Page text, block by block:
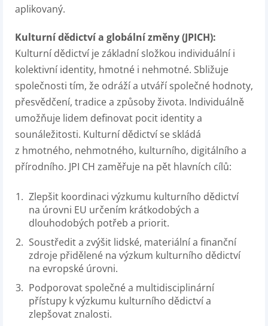
aplikovaný.
Kulturní dědictví a globální změny (JPICH):
Kulturní dědictví je základní složkou individuální i
kolektivní identity, hmotné i nehmotné. Sbližuje
společnosti tím, že odráží a utváří společné hodnoty,
přesvědčení, tradice a způsoby života. Individuálně
umožňuje lidem definovat pocit identity a
sounáležitosti. Kulturní dědictví se skládá
z hmotného, nehmotného, kulturního, digitálního a
přírodního. JPI CH zaměřuje na pět hlavních cílů:
Zlepšit koordinaci výzkumu kulturního dědictví
na úrovni EU určením krátkodobých a
dlouhodobých potřeb a priorit.
Soustředit a zvýšit lidské, materiální a finanční
zdroje přidělené na výzkum kulturního dědictví
na evropské úrovni.
Podporovat společné a multidisciplinární
přístupy k výzkumu kulturního dědictví a
zlepšovat znalosti.